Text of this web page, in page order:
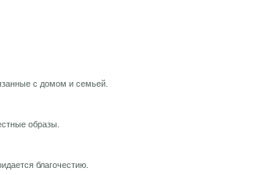
с домом и семьей.
образы.
благочестию.